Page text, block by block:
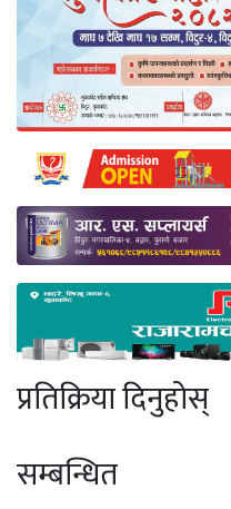
प्रतिक्रिया दिनुहोस्
सम्बन्धित